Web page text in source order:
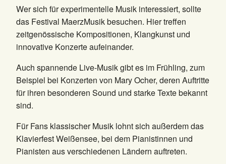
Wer sich für experimentelle Musik interessiert, sollte
das Festival MaerzMusik besuchen. Hier treffen
zeitgenössische Kompositionen, Klangkunst und
innovative Konzerte aufeinander.
Auch spannende Live-Musik gibt es im Frühling, zum
Beispiel bei Konzerten von Mary Ocher, deren Auftritte
für ihren besonderen Sound und starke Texte bekannt
sind.
Für Fans klassischer Musik lohnt sich außerdem das
Klavierfest Weißensee, bei dem Pianistinnen und
Pianisten aus verschiedenen Ländern auftreten.